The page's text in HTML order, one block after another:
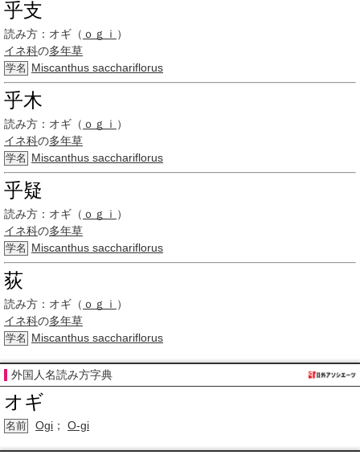
乎支
読み方： オギ（ ｏｇｉ ）
イネ科の多年草
学名 Miscanthus sacchariflorus
乎木
読み方： オギ（ ｏｇｉ ）
イネ科の多年草
学名 Miscanthus sacchariflorus
乎疑
読み方： オギ（ ｏｇｉ ）
イネ科の多年草
学名 Miscanthus sacchariflorus
荻
読み方： オギ（ ｏｇｉ ）
イネ科の多年草
学名 Miscanthus sacchariflorus
外国人名読み方字典
オギ
名前 Ogi ； O-gi